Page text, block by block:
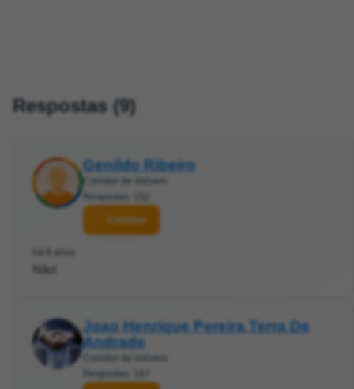
Respostas (9)
Genildo Ribeiro
Contatar
Não!
Joao Henrique Pereira Terra De
Andrade